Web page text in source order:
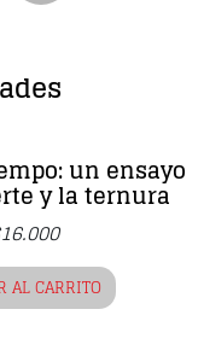
un ensayo
y la ternura
16.000
AL CARRITO